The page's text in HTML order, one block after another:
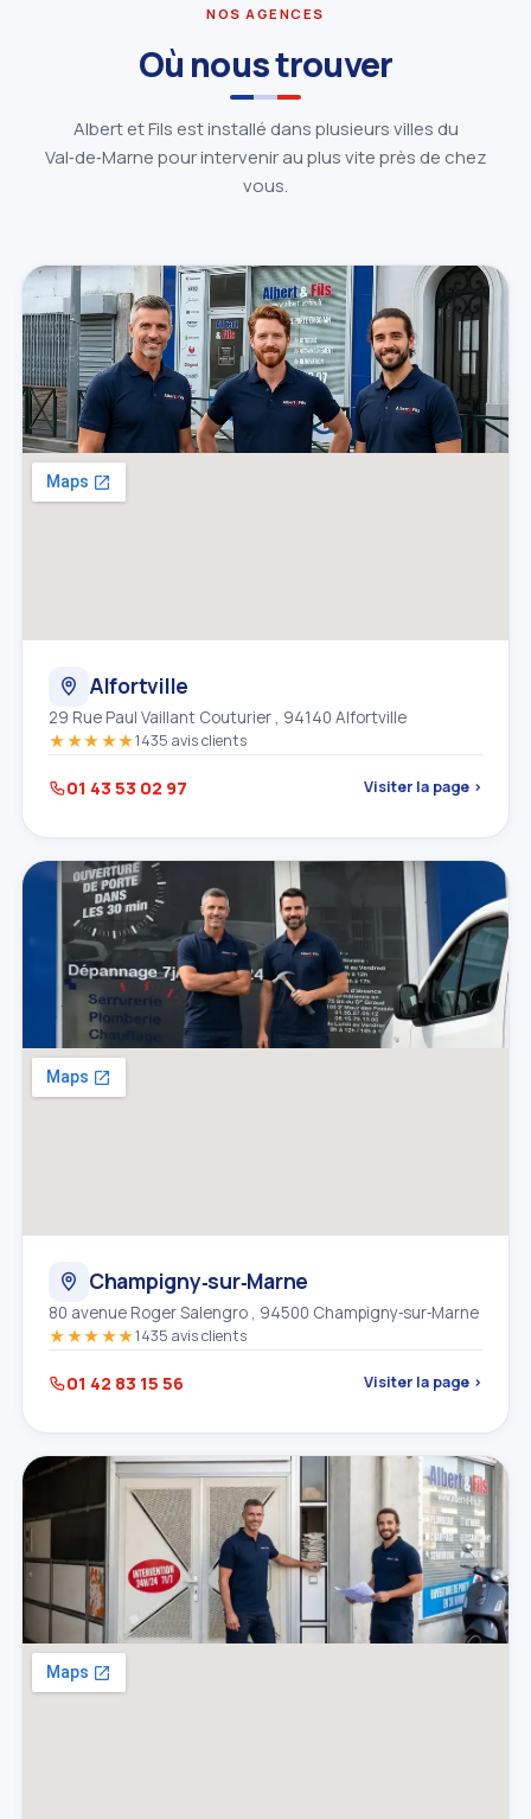
NOS AGENCES
Où nous trouver
Albert et Fils est installé dans plusieurs villes du
Val‑de‑Marne pour intervenir au plus vite près de chez
vous.
Alfortville
29 Rue Paul Vaillant Couturier , 94140 Alfortville
★★★★★1435 avis clients
01 43 53 02 97 Visiter la page ›
Champigny‑sur‑Marne
80 avenue Roger Salengro , 94500 Champigny‑sur‑Marne
★★★★★1435 avis clients
01 42 83 15 56 Visiter la page ›